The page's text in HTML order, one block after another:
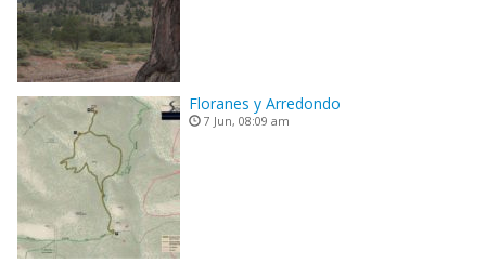
Floranes y Arredondo
7 Jun, 08:09 am